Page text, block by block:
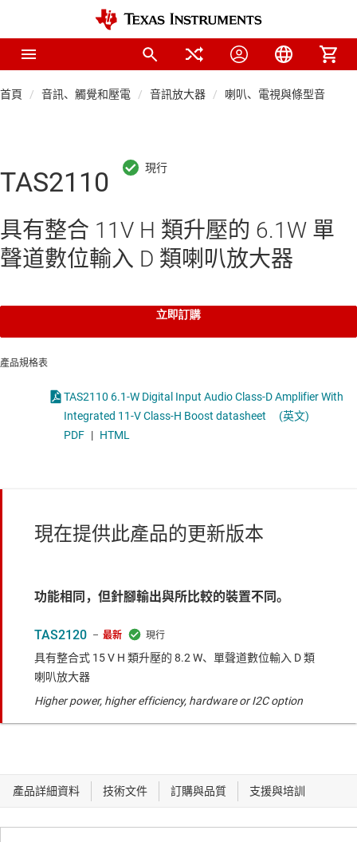
首頁 音訊、觸覺和壓電 音訊放大器 喇叭、電視與條型音箱音
TAS2110
具有整合 11V H 類升壓的 6.1W 單
聲道數位輸入 D 類喇叭放大器
立即訂購
產品規格表
TAS2110 6.1-W Digital Input Audio Class-D Amplifier With
Integrated 11-V Class-H Boost datasheet
(英文)
PDF | HTML
現在提供此產品的更新版本
功能相同，但針腳輸出與所比較的裝置不同。
最新
TAS2120
具有整合式 15 V H 類升壓的 8.2 W、單聲道數位輸入 D 類
喇叭放大器
Higher power, higher efficiency, hardware or I2C option